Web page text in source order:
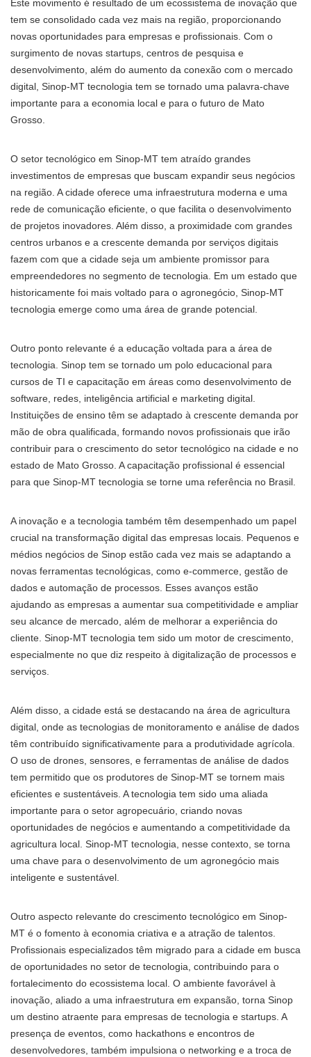
Este movimento é resultado de um ecossistema de inovação que
tem se consolidado cada vez mais na região, proporcionando
novas oportunidades para empresas e profissionais. Com o
surgimento de novas startups, centros de pesquisa e
desenvolvimento, além do aumento da conexão com o mercado
digital, Sinop-MT tecnologia tem se tornado uma palavra-chave
importante para a economia local e para o futuro de Mato
Grosso.
O setor tecnológico em Sinop-MT tem atraído grandes
investimentos de empresas que buscam expandir seus negócios
na região. A cidade oferece uma infraestrutura moderna e uma
rede de comunicação eficiente, o que facilita o desenvolvimento
de projetos inovadores. Além disso, a proximidade com grandes
centros urbanos e a crescente demanda por serviços digitais
fazem com que a cidade seja um ambiente promissor para
empreendedores no segmento de tecnologia. Em um estado que
historicamente foi mais voltado para o agronegócio, Sinop-MT
tecnologia emerge como uma área de grande potencial.
Outro ponto relevante é a educação voltada para a área de
tecnologia. Sinop tem se tornado um polo educacional para
cursos de TI e capacitação em áreas como desenvolvimento de
software, redes, inteligência artificial e marketing digital.
Instituições de ensino têm se adaptado à crescente demanda por
mão de obra qualificada, formando novos profissionais que irão
contribuir para o crescimento do setor tecnológico na cidade e no
estado de Mato Grosso. A capacitação profissional é essencial
para que Sinop-MT tecnologia se torne uma referência no Brasil.
A inovação e a tecnologia também têm desempenhado um papel
crucial na transformação digital das empresas locais. Pequenos e
médios negócios de Sinop estão cada vez mais se adaptando a
novas ferramentas tecnológicas, como e-commerce, gestão de
dados e automação de processos. Esses avanços estão
ajudando as empresas a aumentar sua competitividade e ampliar
seu alcance de mercado, além de melhorar a experiência do
cliente. Sinop-MT tecnologia tem sido um motor de crescimento,
especialmente no que diz respeito à digitalização de processos e
serviços.
Além disso, a cidade está se destacando na área de agricultura
digital, onde as tecnologias de monitoramento e análise de dados
têm contribuído significativamente para a produtividade agrícola.
O uso de drones, sensores, e ferramentas de análise de dados
tem permitido que os produtores de Sinop-MT se tornem mais
eficientes e sustentáveis. A tecnologia tem sido uma aliada
importante para o setor agropecuário, criando novas
oportunidades de negócios e aumentando a competitividade da
agricultura local. Sinop-MT tecnologia, nesse contexto, se torna
uma chave para o desenvolvimento de um agronegócio mais
inteligente e sustentável.
Outro aspecto relevante do crescimento tecnológico em Sinop-
MT é o fomento à economia criativa e a atração de talentos.
Profissionais especializados têm migrado para a cidade em busca
de oportunidades no setor de tecnologia, contribuindo para o
fortalecimento do ecossistema local. O ambiente favorável à
inovação, aliado a uma infraestrutura em expansão, torna Sinop
um destino atraente para empresas de tecnologia e startups. A
presença de eventos, como hackathons e encontros de
desenvolvedores, também impulsiona o networking e a troca de